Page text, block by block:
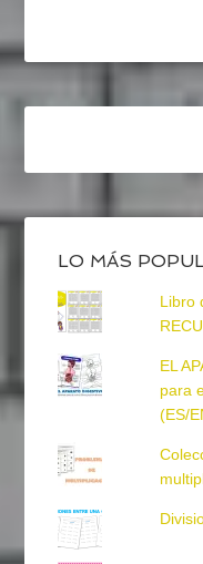
LO MÁS
Libro
EL
para
(ES/